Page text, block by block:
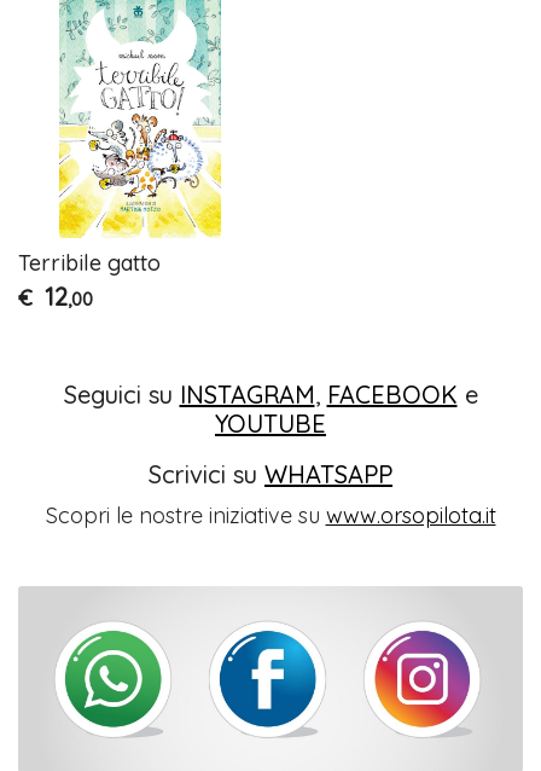
Terribile gatto
€ 12,00
Seguici su INSTAGRAM, FACEBOOK e
YOUTUBE
Scrivici su WHATSAPP
Scopri le nostre iniziative su www.orsopilota.it